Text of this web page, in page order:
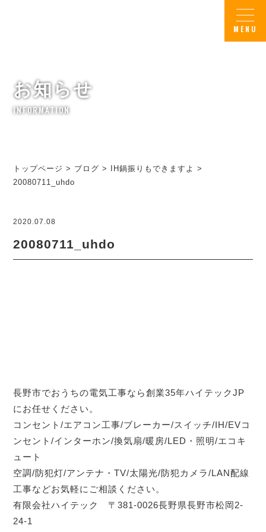
お知らせ
INFORMATION
トップページ > ブログ > IH鍋振りもできますよ >
20080711_uhdo
2020.07.08
20080711_uhdo
長野市でおうちの電気工事なら創業35年ハイテックJP
にお任せください。
コンセント/エアコン工事/ブレーカー/スイッチ/IH/EVコ
ンセント/インターホン/換気扇/暖房/LED・照明/エコキ
ュート
空調/防犯灯/アンテナ・TV/太陽光/防犯カメラ/LAN配線
工事などお気軽にご相談ください。
有限会社ハイテック 〒381-0026長野県長野市松岡2-
24-1